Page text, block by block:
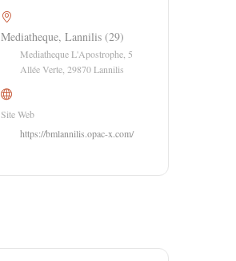
Mediatheque, Lannilis (29)
Mediatheque L'Apostrophe, 5
Allée Verte, 29870 Lannilis
Site Web
https://bmlannilis.opac-x.com/